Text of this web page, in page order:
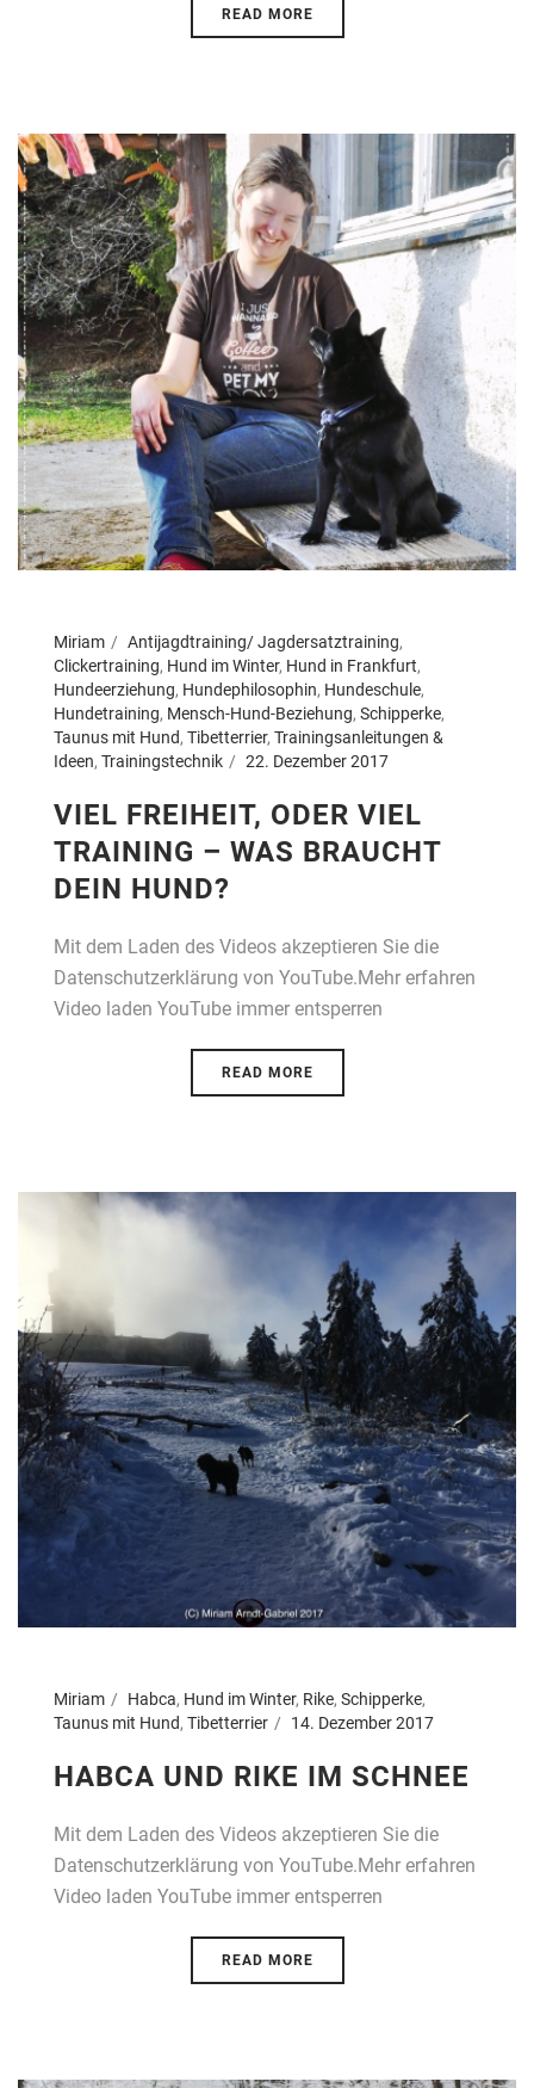
READ MORE
Miriam Antijagdtraining/ Jagdersatztraining,
Clickertraining, Hund im Winter, Hund in Frankfurt,
Hundeerziehung, Hundephilosophin, Hundeschule,
Hundetraining, Mensch-Hund-Beziehung, Schipperke,
Taunus mit Hund, Tibetterrier, Trainingsanleitungen &
Ideen, Trainingstechnik 22. Dezember 2017
VIEL FREIHEIT, ODER VIEL
TRAINING – WAS BRAUCHT
DEIN HUND?
Mit dem Laden des Videos akzeptieren Sie die
Datenschutzerklärung von YouTube.Mehr erfahren
Video laden YouTube immer entsperren
READ MORE
Miriam Habca, Hund im Winter, Rike, Schipperke,
Taunus mit Hund, Tibetterrier 14. Dezember 2017
HABCA UND RIKE IM SCHNEE
Mit dem Laden des Videos akzeptieren Sie die
Datenschutzerklärung von YouTube.Mehr erfahren
Video laden YouTube immer entsperren
READ MORE